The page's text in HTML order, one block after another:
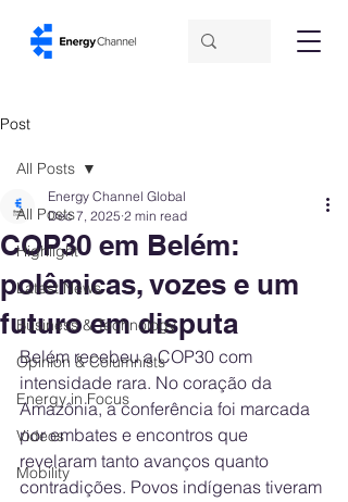
Post
All Posts
Highlight
Latest News
Business & Technology
Opinion & Columnists
Energy in Focus
Videos
Mobility
All Posts
COP30 em Belém:
polêmicas, vozes e um
futuro em disputa
Energy Channel Global
Dec 7, 2025 2 min read
Belém recebeu a COP30 com
intensidade rara. No coração da
Amazônia, a conferência foi marcada
por embates e encontros que
revelaram tanto avanços quanto
contradições. Povos indígenas tiveram